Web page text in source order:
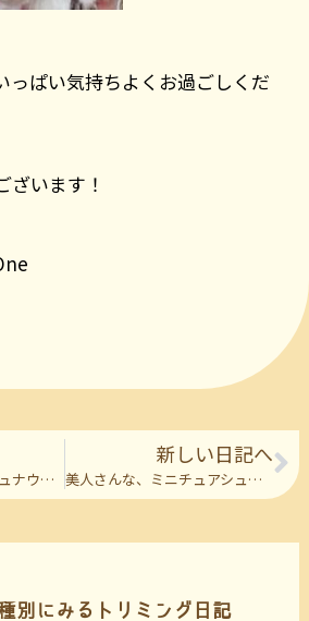
っぱい気持ちよくお過ごしくだ
ざいます！
サラサラ艶々可愛いシュナウザーの彼
新しい日記へ
美人さんな、ミニチュアシュナウザーのお二人
別にみるトリミング日記